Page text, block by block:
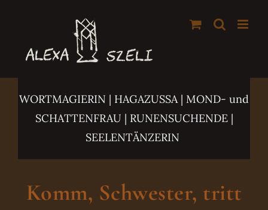
springen
WORTMAGIERIN | HAGAZUSSA | MOND- und
SCHATTENFRAU | RUNENSUCHENDE |
SEELENTÄNZERIN
Komm, Schwester, tritt